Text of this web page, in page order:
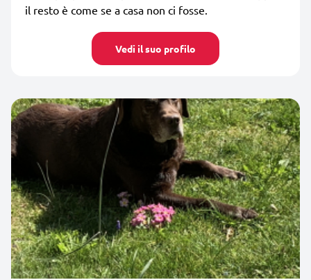
il resto è come se a casa non ci fosse.
Vedi il suo profilo